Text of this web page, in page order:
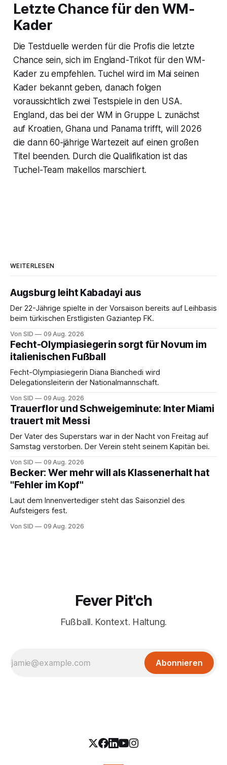
Letzte Chance für den WM-
Kader
Die Testduelle werden für die Profis die letzte
Chance sein, sich im England-Trikot für den WM-
Kader zu empfehlen. Tuchel wird im Mai seinen
Kader bekannt geben, danach folgen
voraussichtlich zwei Testspiele in den USA.
England, das bei der WM in Gruppe L zunächst
auf Kroatien, Ghana und Panama trifft, will 2026
die dann 60-jährige Wartezeit auf einen großen
Titel beenden. Durch die Qualifikation ist das
Tuchel-Team makellos marschiert.
WEITERLESEN
Augsburg leiht Kabadayi aus
Der 22-Jährige spielte in der Vorsaison bereits auf Leihbasis
beim türkischen Erstligisten Gaziantep FK.
Von SID 09 Aug. 2026
Fecht-Olympiasiegerin sorgt für Novum im
italienischen Fußball
Fecht-Olympiasiegerin Diana Bianchedi wird
Delegationsleiterin der Nationalmannschaft.
Von SID 09 Aug. 2026
Trauerflor und Schweigeminute: Inter Miami
trauert mit Messi
Der Vater des Superstars war in der Nacht von Freitag auf
Samstag verstorben. Der Verein steht seinem Kapitän bei.
Von SID 09 Aug. 2026
Becker: Wer mehr will als Klassenerhalt hat
"Fehler im Kopf"
Laut dem Innenvertediger steht das Saisonziel des
Aufsteigers fest.
Von SID 09 Aug. 2026
Fever Pit'ch
Fußball. Kontext. Haltung.
Abonnieren